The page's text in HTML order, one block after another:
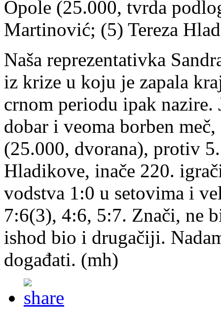
Opole (25.000, tvrda
Martinović; (5) Tereza
Naša reprezentativka
iz krize u koju je zapala
crnom periodu ipak nazire.
dobar i veoma borben
(25.000, dvorana), protiv
Hladikove, inače 220.
vodstva 1:0 u setovima i
7:6(3), 4:6, 5:7. Znači, ne
ishod bio i drugačiji.
događati. (mh)